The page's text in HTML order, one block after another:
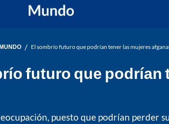
/ El sombrío futuro que podrían tener las mujeres
futuro que podrían
puesto que podrían perder